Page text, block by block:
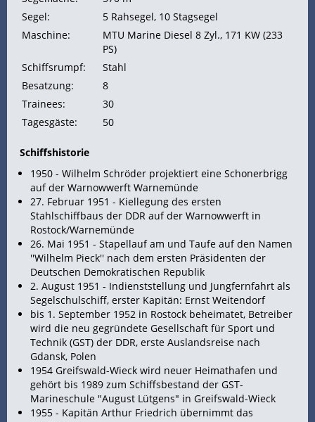
Segel:
5 Rahsegel, 10 Stagsegel
Maschine:
MTU Marine Diesel 8 Zyl., 171 KW (233
PS)
Schiffsrumpf:
Stahl
Besatzung:
8
Trainees:
30
Tagesgäste:
50
Schiffshistorie
1950 - Wilhelm Schröder projektiert eine Schonerbrigg
auf der Warnowwerft Warnemünde
27. Februar 1951 - Kiellegung des ersten
Stahlschiffbaus der DDR auf der Warnowwerft in
Rostock/Warnemünde
26. Mai 1951 - Stapellauf am und Taufe auf den Namen
''Wilhelm Pieck'' nach dem ersten Präsidenten der
Deutschen Demokratischen Republik
2. August 1951 - Indienststellung und Jungfernfahrt als
Segelschulschiff, erster Kapitän: Ernst Weitendorf
bis 1. September 1952 in Rostock beheimatet, Betreiber
wird die neu gegründete Gesellschaft für Sport und
Technik (GST) der DDR, erste Auslandsreise nach
Gdansk, Polen
1954 Greifswald-Wieck wird neuer Heimathafen und
gehört bis 1989 zum Schiffsbestand der GST-
Marineschule "August Lütgens" in Greifswald-Wieck
1955 - Kapitän Arthur Friedrich übernimmt das